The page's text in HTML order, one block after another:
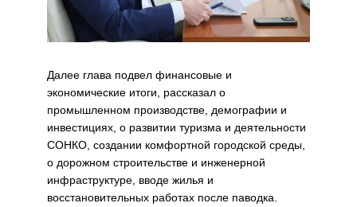
Далее глава подвел финансовые и
экономические итоги, рассказал о
промышленном производстве, демографии и
инвестициях, о развитии туризма и деятельности
СОНКО, создании комфортной городской среды,
о дорожном строительстве и инженерной
инфраструктуре, вводе жилья и
восстановительных работах после паводка.